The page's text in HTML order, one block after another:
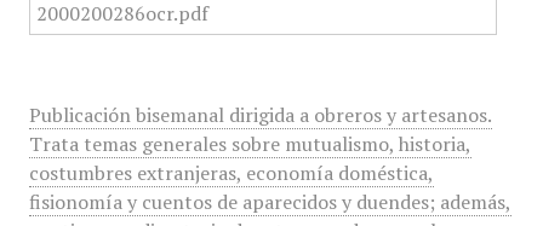
Publicación bisemanal dirigida a obreros y artesanos.
Trata temas generales sobre mutualismo, historia,
costumbres extranjeras, economía doméstica,
fisionomía y cuentos de aparecidos y duendes; además,